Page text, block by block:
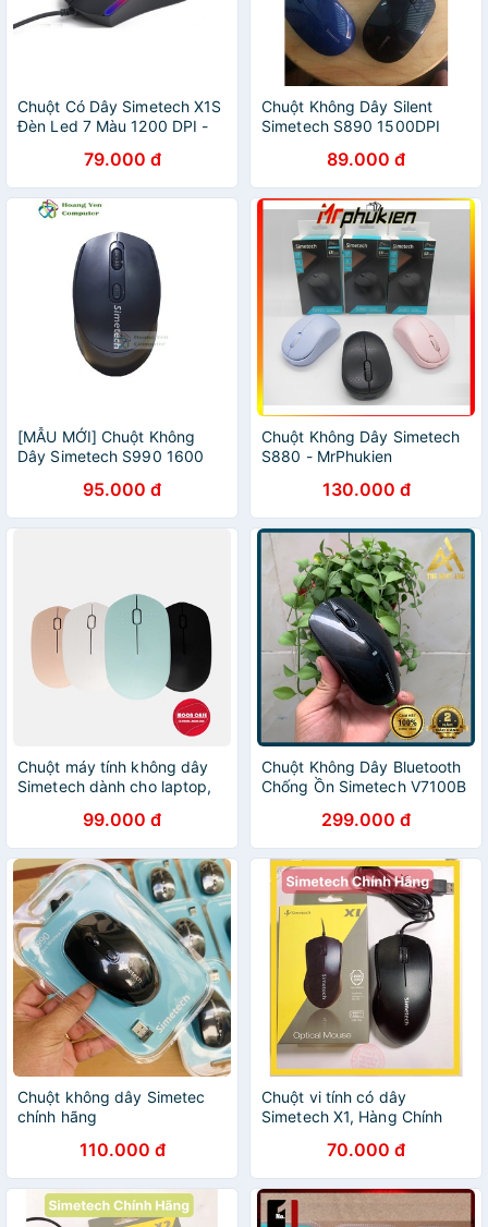
Chuột Có Dây Simetech X1S
Đèn Led 7 Màu 1200 DPI -
Hoàng Yến Computer
79.000 đ
Chuột Không Dây Silent
Simetech S890 1500DPI
- BH 1 năm - Hoàng Yến
Computer
89.000 đ
[MẪU MỚI] Chuột Không
Dây Simetech S990 1600
Computer95.000 đ
Chuột Không Dây Simetech
S880 - MrPhukien
130.000 đ
Chuột máy tính không dây
Simetech dành cho laptop,
đáng yêu99.000 đ
Chuột Không Dây Bluetooth
Chống Ồn Simetech V7100B
Mini Chuyên Văn Phòng
299.000 đ
Chuột không dây Simetec
chính hãng
110.000 đ
Chuột vi tính có dây
Simetech X1, Hàng Chính
70.000 đ